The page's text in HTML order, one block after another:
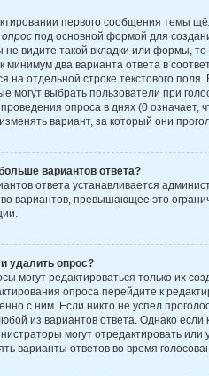
первого сообщения темы
под основной формой для
не видите такой вкладки или формы,
минимум два варианта ответа в
на отдельной строке текстового
могут выбрать пользователи при
опроса в днях (0 означает,
вариант, за который они
вариантов ответа?
ответа устанавливается
вариантов, превышающее это
удалить опрос?
могут редактироваться только их
опроса перейдите к
с ним. Если никто не успел
из вариантов ответа. Однако если
могут отредактировать или
варианты ответов во время